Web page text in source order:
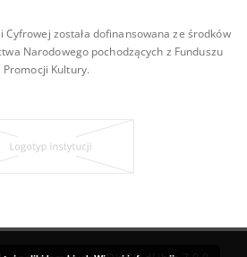
została dofinansowana ze środków
Narodowego pochodzących z Funduszu
Promocji Kultury.